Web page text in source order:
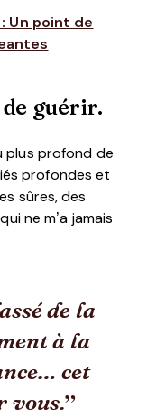
Un point de
guérir.
plus profond de
profondes et
sûres, des
ne m’a jamais
de la
à la
cet
vous.